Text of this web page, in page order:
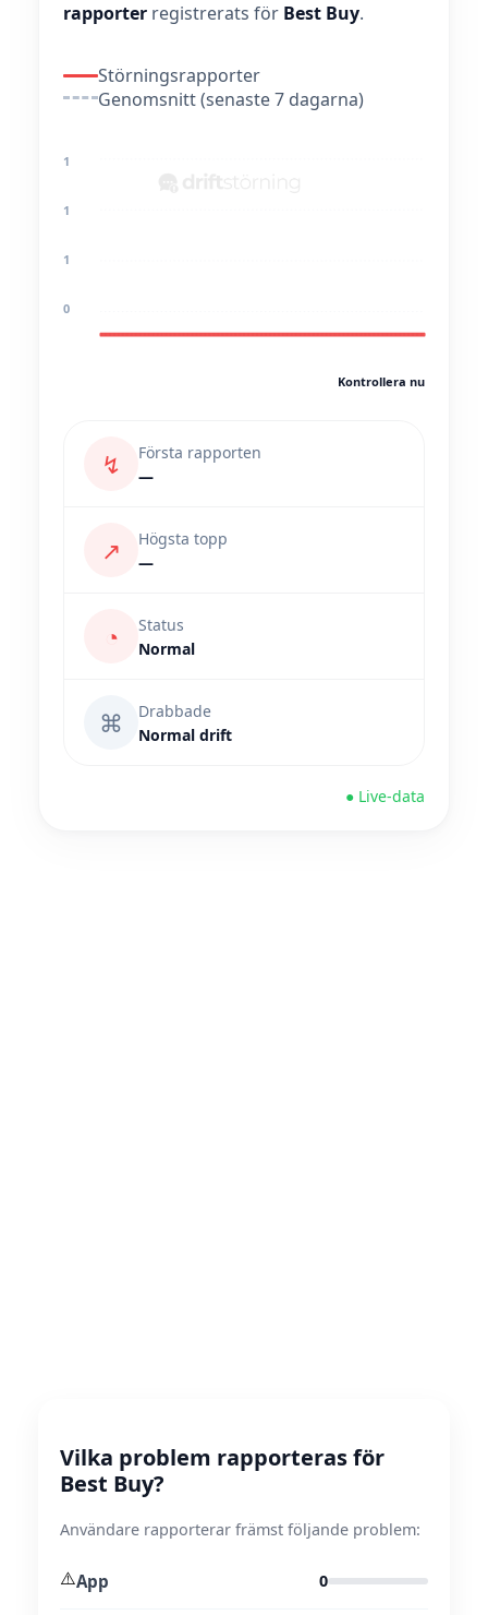
rapporter registrerats för Best Buy.
Störningsrapporter
Genomsnitt (senaste 7 dagarna)
1
1
1
0
Kontrollera nu
↯
Första rapporten
—
↗
Högsta topp
—
◔
Status
Normal
⌘
Drabbade
Normal drift
● Live-data
Vilka problem rapporteras för
Best Buy?
Användare rapporterar främst följande problem:
⚠️App 0